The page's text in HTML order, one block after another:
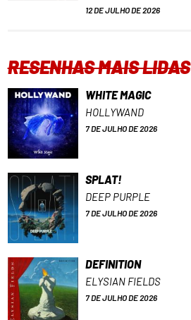
12 DE JULHO DE 2026
RESENHAS MAIS LIDAS
WHITE MAGIC
HOLLYWAND
7 DE JULHO DE 2026
SPLAT!
DEEP PURPLE
7 DE JULHO DE 2026
DEFINITION
ELYSIAN FIELDS
7 DE JULHO DE 2026